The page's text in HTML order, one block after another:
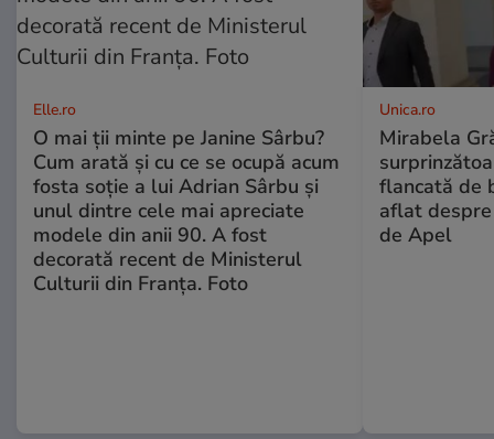
Elle.ro
O mai ții minte pe Janine Sârbu?
Cum arată și cu ce se ocupă acum
fosta soție a lui Adrian Sârbu și
unul dintre cele mai apreciate
modele din anii 90. A fost
decorată recent de Ministerul
Culturii din Franța. Foto
Unica.ro
Mirabela
flancată de
aflat
de Apel